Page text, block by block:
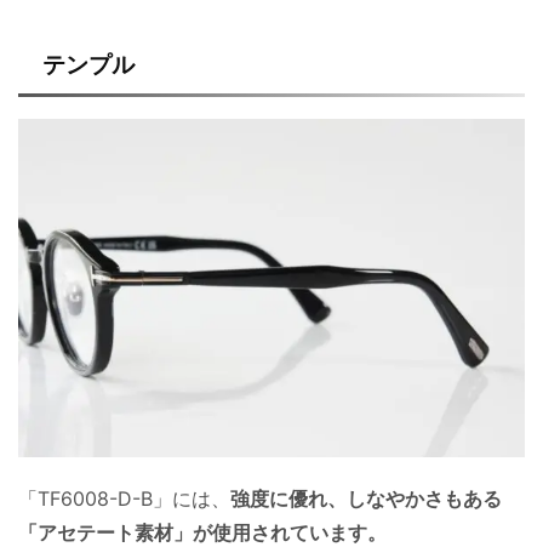
テンプル
「TF6008-D-B」には、 強度に優れ、しなやかさもある
「アセテート素材」が使用されています。